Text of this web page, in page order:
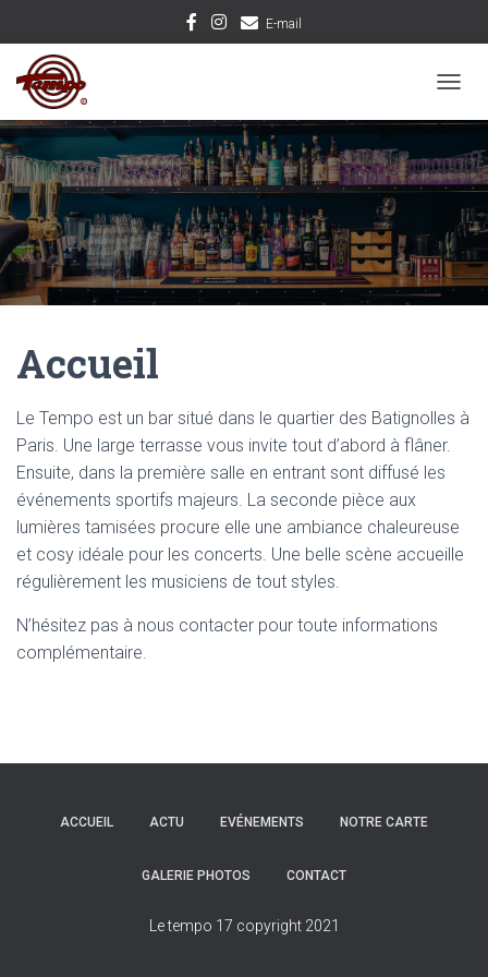
E-mail
É
L
I
L
A
N
A
O
Accueil
Le Tempo est un bar situé dans le quartier des Batignolles à
Paris. Une large terrasse vous invite tout d’abord à flâner.
Ensuite, dans la première salle en entrant sont diffusé les
événements sportifs majeurs. La seconde pièce aux
lumières tamisées procure elle une ambiance chaleureuse
et cosy idéale pour les concerts. Une belle scène accueille
régulièrement les musiciens de tout styles.
N’hésitez pas à nous contacter pour toute informations
complémentaire.
ACCUEIL ACTU EVÉNEMENTS NOTRE CARTE
GALERIE PHOTOS CONTACT
Le tempo 17 copyright 2021